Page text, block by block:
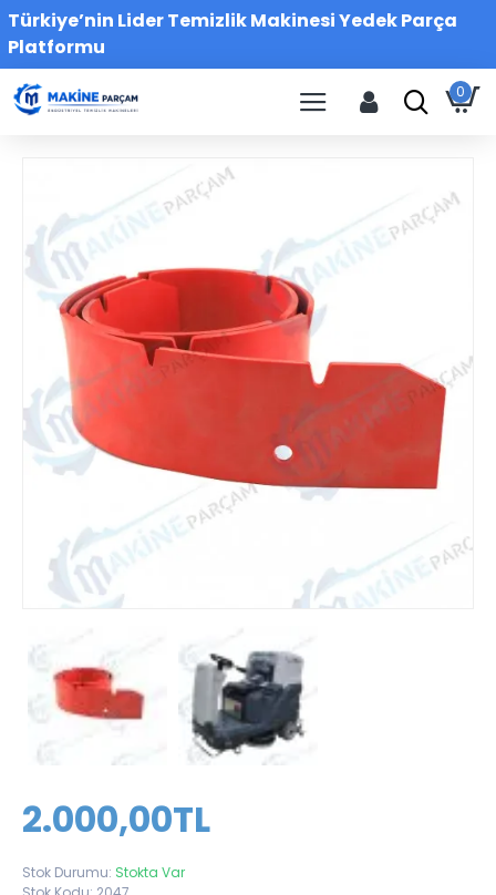
Türkiye’nin Lider Temizlik Makinesi Yedek Parça
Platformu
0
Stok Durumu: Stokta Var
2.000,00TL